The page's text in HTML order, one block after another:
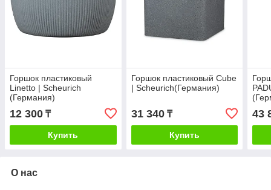
Горшок пластиковый
Linetto | Scheurich
(Германия)
12 300 ₸
Купить
Горшок пластиковый Cube
| Scheurich(Германия)
31 340₸
Купить
43
О нас